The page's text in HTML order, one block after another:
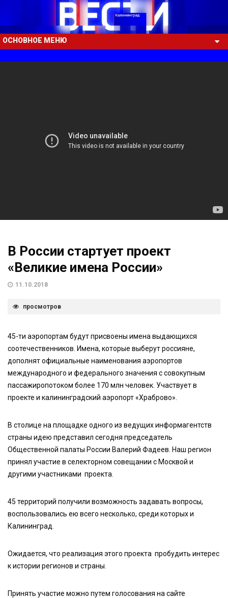
ОСНОВНОЕ МЕНЮ
В России стартует проект
«Великие имена России»
11.10.2018
просмотров
45-ти аэропортам будут присвоены имена выдающихся
соотечественников. Имена, которые выберут россияне,
дополнят официальные наименования аэропортов
международного и федерального значения с совокупным
пассажиропотоком более 170 млн человек. Участвует в
проекте и калининградский аэропорт «Храброво».
В столице на площадке одного из ведущих информагентств
страны идею представил сегодня председатель
Общественной палаты России Валерий Фадеев. Наш регион
принял участие в селекторном совещании с Москвой и
другими участниками проекта.
45 территорий получили возможность задавать вопросы,
воспользовались ею всего несколько, среди которых и
Калининград.
Ожидается, что реализация этого проекта пробудить интерес
к истории регионов и страны.
Принять участие можно путем голосования на сайте